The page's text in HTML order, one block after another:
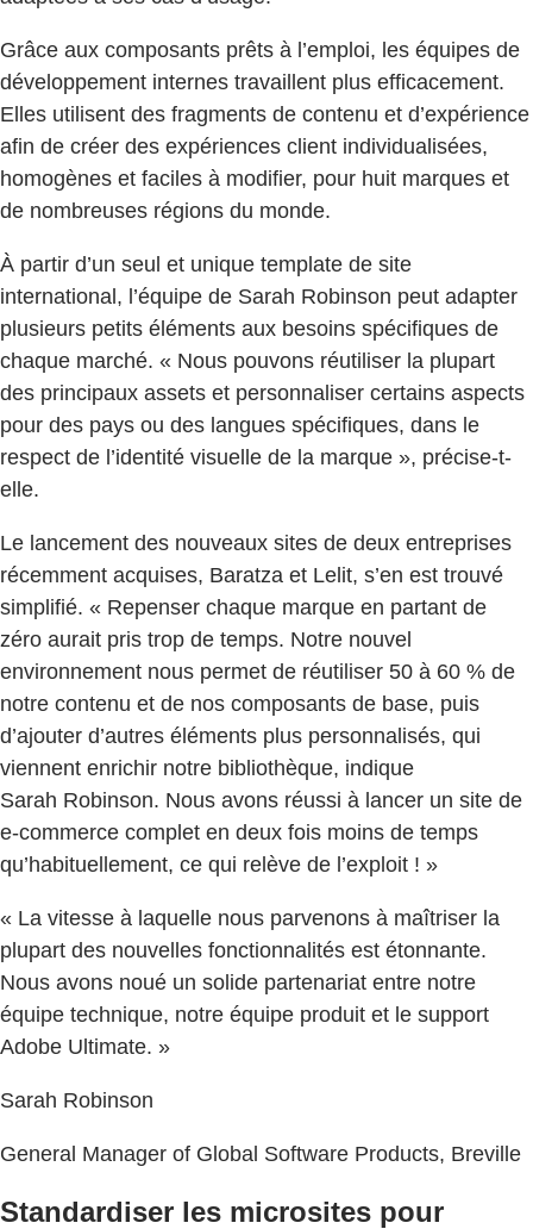
Grâce aux composants prêts à l’emploi, les équipes de
développement internes travaillent plus efficacement.
Elles utilisent des fragments de contenu et d’expérience
afin de créer des expériences client individualisées,
homogènes et faciles à modifier, pour huit marques et
de nombreuses régions du monde.
À partir d’un seul et unique template de site
international, l’équipe de Sarah Robinson peut adapter
plusieurs petits éléments aux besoins spécifiques de
chaque marché. « Nous pouvons réutiliser la plupart
des principaux assets et personnaliser certains aspects
pour des pays ou des langues spécifiques, dans le
respect de l’identité visuelle de la marque », précise-t-
elle.
Le lancement des nouveaux sites de deux entreprises
récemment acquises, Baratza et Lelit, s’en est trouvé
simplifié. « Repenser chaque marque en partant de
zéro aurait pris trop de temps. Notre nouvel
environnement nous permet de réutiliser 50 à 60 % de
notre contenu et de nos composants de base, puis
d’ajouter d’autres éléments plus personnalisés, qui
viennent enrichir notre bibliothèque, indique
Sarah Robinson. Nous avons réussi à lancer un site de
e-commerce complet en deux fois moins de temps
qu’habituellement, ce qui relève de l’exploit ! »
« La vitesse à laquelle nous parvenons à maîtriser la
plupart des nouvelles fonctionnalités est étonnante.
Nous avons noué un solide partenariat entre notre
équipe technique, notre équipe produit et le support
Adobe Ultimate. »
Sarah Robinson
General Manager of Global Software Products, Breville
Standardiser les microsites pour